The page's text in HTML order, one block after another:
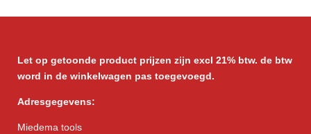
Let op getoonde product prijzen zijn excl 21% btw. de btw
word in de winkelwagen pas toegevoegd.
Adresgegevens:
Miedema tools